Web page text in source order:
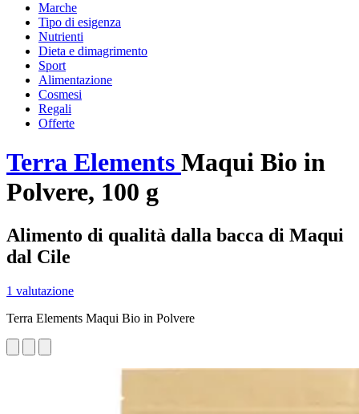
Marche
Tipo di esigenza
Nutrienti
Dieta e dimagrimento
Sport
Alimentazione
Cosmesi
Regali
Offerte
Terra Elements Maqui Bio in
Polvere, 100 g
Alimento di qualità dalla bacca di Maqui
dal Cile
1 valutazione
Terra Elements Maqui Bio in Polvere